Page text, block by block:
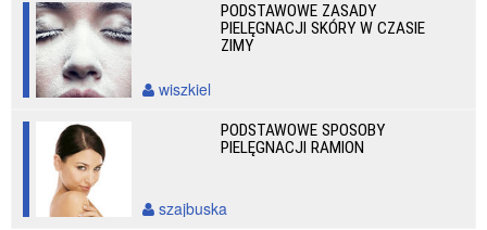
PODSTAWOWE ZASADY
PIELĘGNACJI SKÓRY W CZASIE
ZIMY
wiszkiel
PODSTAWOWE SPOSOBY
PIELĘGNACJI RAMION
szajbuska